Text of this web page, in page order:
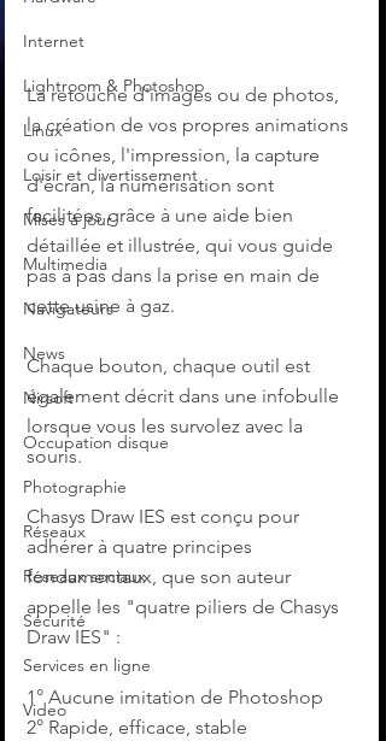
Internet
Lightroom & Photoshop
Linux
Loisir et divertissement
Mises à jour
Multimedia
Navigateurs
News
Nirsoft
Occupation disque
Photographie
Réseaux
Réseaux sociaux
Sécurité
Services en ligne
Video
La retouche d'images ou de photos,
la création de vos propres animations
ou icônes, l'impression, la capture
d'écran, la numérisation sont
facilitées grâce à une aide bien
détaillée et illustrée, qui vous guide
pas à pas dans la prise en main de
cette usine à gaz.
Chaque bouton, chaque outil est
également décrit dans une infobulle
lorsque vous les survolez avec la
souris.
Chasys Draw IES est conçu pour
adhérer à quatre principes
fondamentaux, que son auteur
appelle les "quatre piliers de Chasys
Draw IES" :
1° Aucune imitation de Photoshop
2° Rapide, efficace, stable